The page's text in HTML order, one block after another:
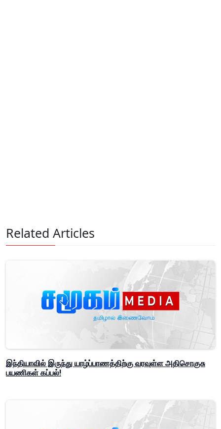
Related Articles
இந்தியாவில் இருந்து யாழ்ப்பாணத்திற்கு வரவுள்ள அதிசொகுசு
பயணிகள் கப்பல்!